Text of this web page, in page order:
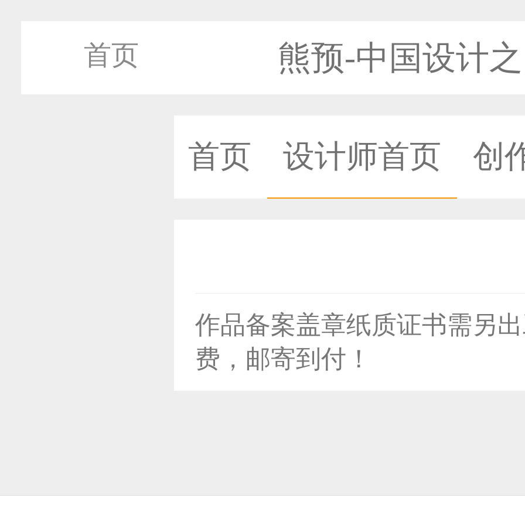
首页 熊预-中国设计
首页 设计师首页 创
恭喜133****8874用户作品
作品备案盖章纸质证书需另
费，邮寄到付！